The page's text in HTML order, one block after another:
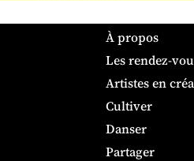
À propos
Les rendez-
Artistes en
Cultiver
Danser
Partager